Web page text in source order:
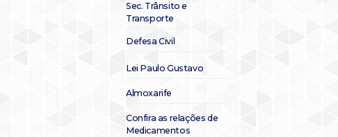
Sec. Trânsito e
Transporte
Defesa Civil
Lei Paulo Gustavo
Almoxarife
Confira as relações de
Medicamentos